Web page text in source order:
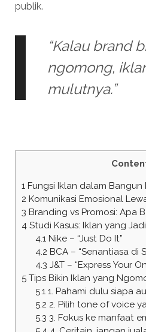
publik.
“Kalau brand
ngomong,
mulutnya.”
1Fungsi Iklan dalam Bangun
2 Komunikasi Emosional
3 Branding vs Promosi: Apa
4Studi Kasus: Iklan yang
4.1Nike – “Just Do It”
4.2 BCA – “Senantiasa di
4.3 J&T – “Express Your
5Tips Bikin Iklan yang
5.11. Pahami dulu siapa
5.2 2. Pilih tone of voice
5.3 3. Fokus ke manfaat